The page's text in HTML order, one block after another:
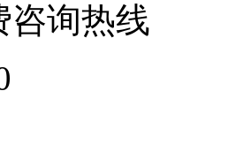
咨询热线